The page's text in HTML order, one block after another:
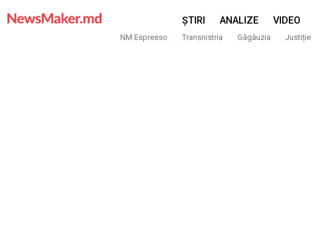
ȘTIRI ANALIZE VIDEO
NM Espresso Transnistria Găgăuzia Justiție